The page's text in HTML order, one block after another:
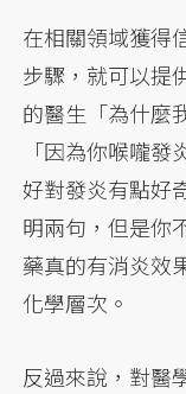
在相關領域獲得
步驟，就可以提
的醫生「為什麼
「因為你喉嚨
好對發炎有點好
明兩句，但是你
藥真的有消炎效
化學層次。
反過來說，對醫